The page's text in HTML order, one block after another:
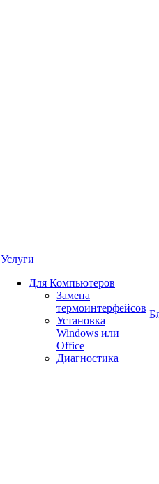
Услуги
Для Компьютеров
Замена
термоинтерфейсов
Установка
Windows или
Office
Диагностика